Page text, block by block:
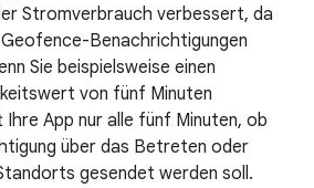
Stromverbrauch verbessert, da
Benachrichtigungen
Sie beispielsweise einen
von fünf Minuten
App nur alle fünf Minuten, ob
über das Betreten oder
gesendet werden soll.